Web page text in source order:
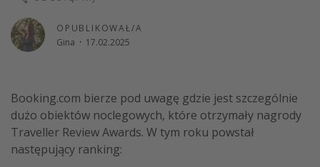
Sylwester za granicą
Wyjazd na narty
Wszystkie
Więcej tematów
OPUBLIKOWAŁ/A
Gina · 17.02.2025
Booking.com bierze pod uwagę gdzie jest szczególnie
dużo obiektów noclegowych, które otrzymały nagrody
Traveller Review Awards. W tym roku powstał
następujący ranking: